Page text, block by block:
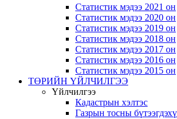
Статистик мэдээ 2021 он
Статистик мэдээ 2020 он
Статистик мэдээ 2019 он
Статистик мэдээ 2018 он
Статистик мэдээ 2017 он
Статистик мэдээ 2016 он
Статистик мэдээ 2015 он
ТӨРИЙН ҮЙЛЧИЛГЭЭ
Үйлчилгээ
Кадастрын хэлтэс
Газрын тосны